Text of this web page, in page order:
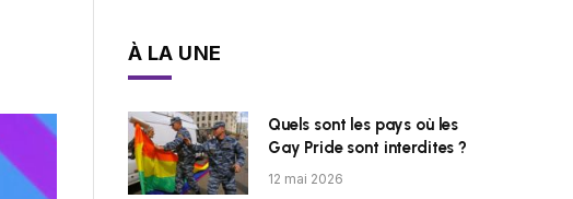
À LA UNE
Quels sont les pays où les
Gay Pride sont interdites ?
12 mai 2026